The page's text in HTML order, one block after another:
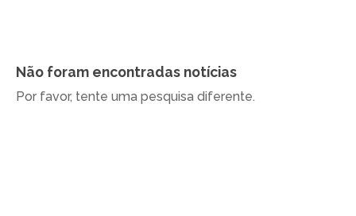
Não foram encontradas notícias
Por favor, tente uma pesquisa diferente.